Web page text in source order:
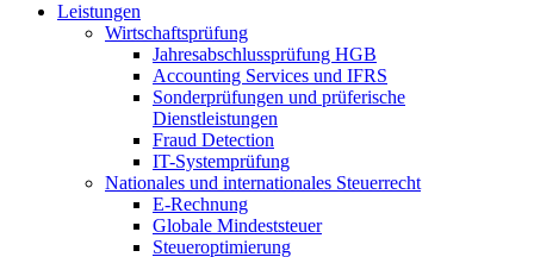
Leistungen
Wirtschaftsprüfung
Jahresabschlussprüfung HGB
Accounting Services und IFRS
Sonderprüfungen und prüferische
Dienstleistungen
Fraud Detection
IT-Systemprüfung
Nationales und internationales Steuerrecht
E-Rechnung
Globale Mindeststeuer
Steueroptimierung